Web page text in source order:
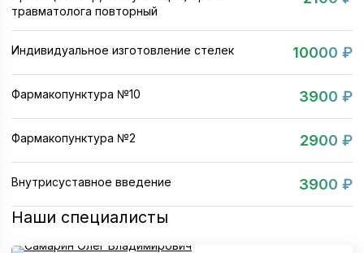
травматолога повторный
Индивидуальное изготовление стелек 10000 ₽
Фармакопунктура №10 3900 ₽
Фармакопунктура №2 2900 ₽
Внутрисуставное введение 3900 ₽
Наши специалисты